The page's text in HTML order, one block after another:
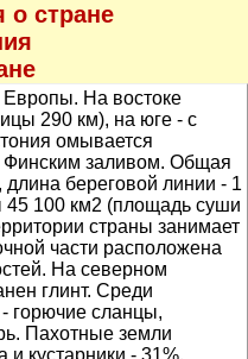
стране
Европы. На востоке
290 км), на юге - с
омывается
Финским заливом. Общая
береговой линии - 1
100 км2 (площадь суши
страны занимает
части расположена
На северном
глинт. Среди
горючие сланцы,
Пахотные земли
и кустарники - 31%.